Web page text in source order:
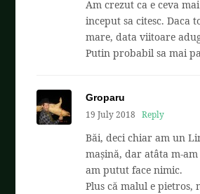
Am crezut ca e ceva
inceput sa citesc. Daca
mare, data viitoare
Putin probabil sa mai
Groparu
19 July 2018
Reply
Băi, deci chiar am un
mașină, dar atâta m-
am putut face nimic.
Plus că malul e pietros,